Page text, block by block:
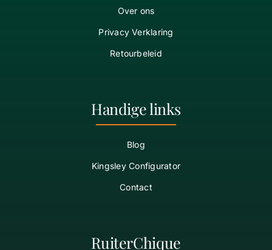
Over ons
Privacy Verklaring
Retourbeleid
Handige links
Blog
Kingsley Configurator
Contact
RuiterChique